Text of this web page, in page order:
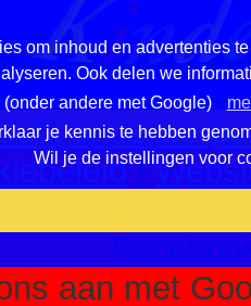
om inhoud en advertenties
Ook delen we
andere met Google)
je kennis te hebben
Wil je de instellingen voor
|
aan met